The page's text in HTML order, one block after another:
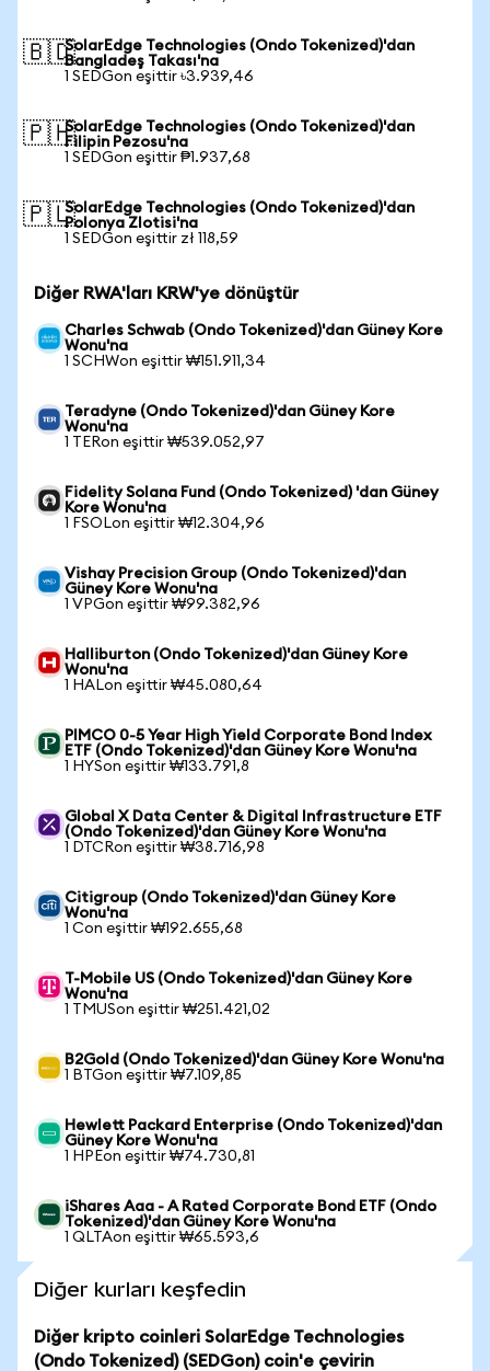
🇧🇩SolarEdge Technologies (Ondo Tokenized)'dan
Bangladeş Takası'na
1 SEDGon eşittir ৳3.939,46
🇵🇭SolarEdge Technologies (Ondo Tokenized)'dan
Filipin Pezosu'na
1 SEDGon eşittir ₱1.937,68
🇵🇱SolarEdge Technologies (Ondo Tokenized)'dan
Polonya Zlotisi'na
1 SEDGon eşittir zł 118,59
Diğer RWA'ları KRW'ye dönüştür
Charles Schwab (Ondo Tokenized)'dan Güney Kore
Wonu'na
1 SCHWon eşittir ₩151.911,34
Teradyne (Ondo Tokenized)'dan Güney Kore
Wonu'na
1 TERon eşittir ₩539.052,97
Fidelity Solana Fund (Ondo Tokenized) 'dan Güney
Kore Wonu'na
1 FSOLon eşittir ₩12.304,96
Vishay Precision Group (Ondo Tokenized)'dan
Güney Kore Wonu'na
1 VPGon eşittir ₩99.382,96
Halliburton (Ondo Tokenized)'dan Güney Kore
Wonu'na
1 HALon eşittir ₩45.080,64
PIMCO 0-5 Year High Yield Corporate Bond Index
ETF (Ondo Tokenized)'dan Güney Kore Wonu'na
1 HYSon eşittir ₩133.791,8
Global X Data Center & Digital Infrastructure ETF
(Ondo Tokenized)'dan Güney Kore Wonu'na
1 DTCRon eşittir ₩38.716,98
Citigroup (Ondo Tokenized)'dan Güney Kore
Wonu'na
1 Con eşittir ₩192.655,68
T-Mobile US (Ondo Tokenized)'dan Güney Kore
Wonu'na
1 TMUSon eşittir ₩251.421,02
B2Gold (Ondo Tokenized)'dan Güney Kore Wonu'na
1 BTGon eşittir ₩7.109,85
Hewlett Packard Enterprise (Ondo Tokenized)'dan
Güney Kore Wonu'na
1 HPEon eşittir ₩74.730,81
iShares Aaa - A Rated Corporate Bond ETF (Ondo
Tokenized)'dan Güney Kore Wonu'na
1 QLTAon eşittir ₩65.593,6
Diğer kurları keşfedin
Diğer kripto coinleri SolarEdge Technologies
(Ondo Tokenized) (SEDGon) coin'e çevirin